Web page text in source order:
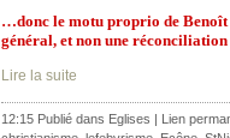
…donc le motu proprio de
général, et non une
Lire la suite
12:15 Publié dans Eglises | Lien